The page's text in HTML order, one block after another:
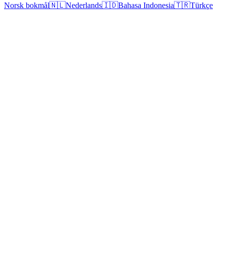
Norsk bokmål🇳🇱Nederlands🇮🇩Bahasa Indonesia🇹🇷Türkçe